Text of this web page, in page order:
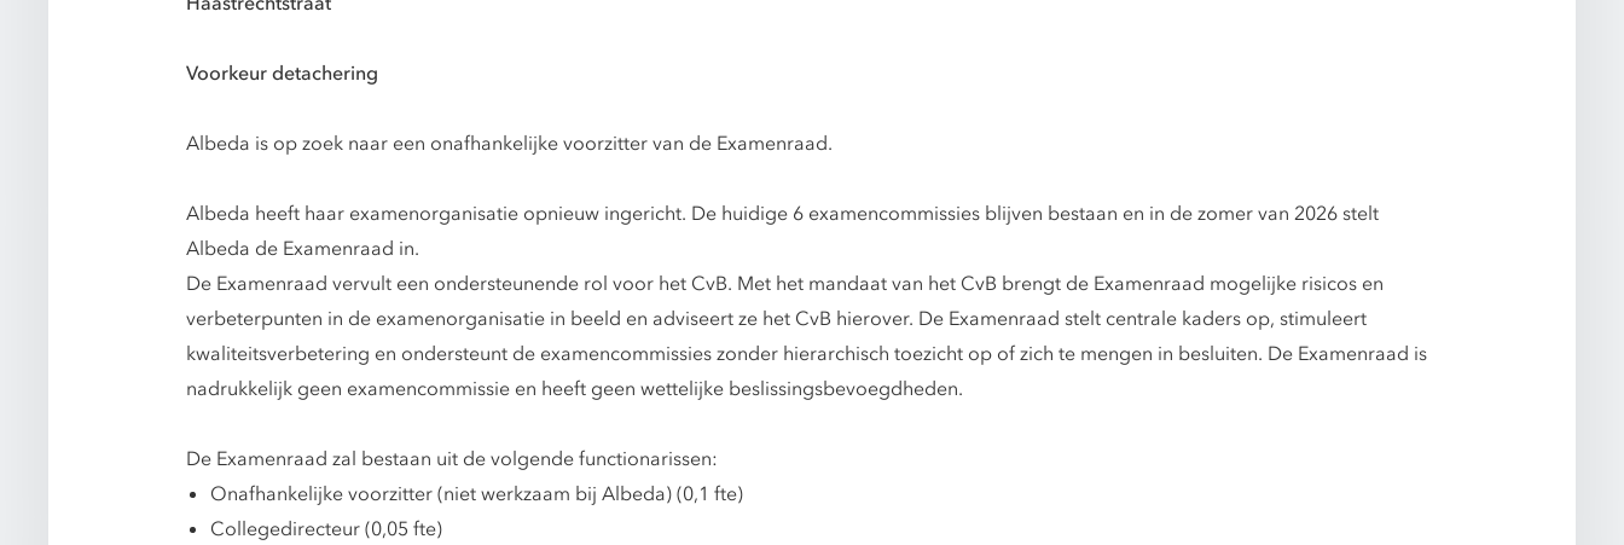
Voorkeur detachering
Albeda is op zoek naar een onafhankelijke voorzitter van de Examenraad.
Albeda heeft haar examenorganisatie opnieuw ingericht. De huidige 6 examencommissies blijven bestaan en in de zomer van 2026 stelt
Albeda de Examenraad in.
De Examenraad vervult een ondersteunende rol voor het CvB. Met het mandaat van het CvB brengt de Examenraad mogelijke risicos en
verbeterpunten in de examenorganisatie in beeld en adviseert ze het CvB hierover. De Examenraad stelt centrale kaders op, stimuleert
kwaliteitsverbetering en ondersteunt de examencommissies zonder hierarchisch toezicht op of zich te mengen in besluiten. De Examenraad is
nadrukkelijk geen examencommissie en heeft geen wettelijke beslissingsbevoegdheden.
De Examenraad zal bestaan uit de volgende functionarissen:
Onafhankelijke voorzitter (niet werkzaam bij Albeda) (0,1 fte)
Collegedirecteur (0,05 fte)